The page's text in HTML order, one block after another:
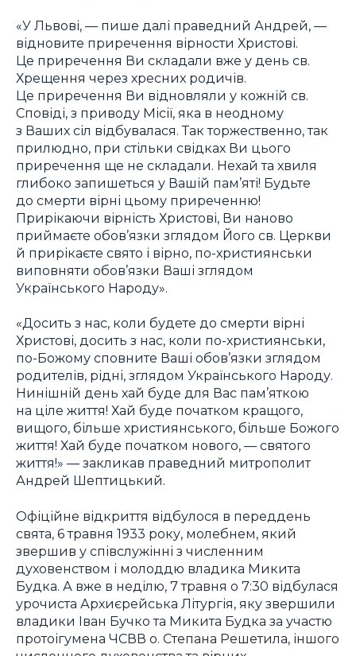
«У Львові, — пише далі праведний Андрей, —
відновите приречення вірности Христові.
Це приречення Ви складали вже у день св.
Хрещення через хресних родичів.
Це приречення Ви відновляли у кожній св.
Сповіді, з приводу Місії, яка в неодному
з Ваших сіл відбувалася. Так торжественно, так
прилюдно, при стільки свідках Ви цього
приречення ще не складали. Нехай та хвиля
глибоко запишеться у Вашій пам’яті! Будьте
до смерти вірні цьому приреченню!
Прирікаючи вірність Христові, Ви наново
приймаєте обов’язки зглядом Його св. Церкви
й прирікаєте свято і вірно, по-християнськи
виповняти обов’язки Ваші зглядом
Українського Народу».
«Досить з нас, коли будете до смерти вірні
Христові, досить з нас, коли по-християнськи,
по-Божому сповните Ваші обов’язки зглядом
родителів, рідні, зглядом Українського Народу.
Нинішній день хай буде для Вас пам’яткою
на ціле життя! Хай буде початком кращого,
вищого, більше християнського, більше Божого
життя! Хай буде початком нового, — святого
життя!» — закликав праведний митрополит
Андрей Шептицький.
Офіційне відкриття відбулося в переддень
свята, 6 травня 1933 року, молебнем, який
звершив у співслужінні з численним
духовенством і молоддю владика Микита
Будка. А вже в неділю, 7 травня о 7:30 відбулася
урочиста Архиєрейська Літургія, яку звершили
владики Іван Бучко та Микита Будка за участю
протоігумена ЧСВВ о. Степана Решетила, іншого